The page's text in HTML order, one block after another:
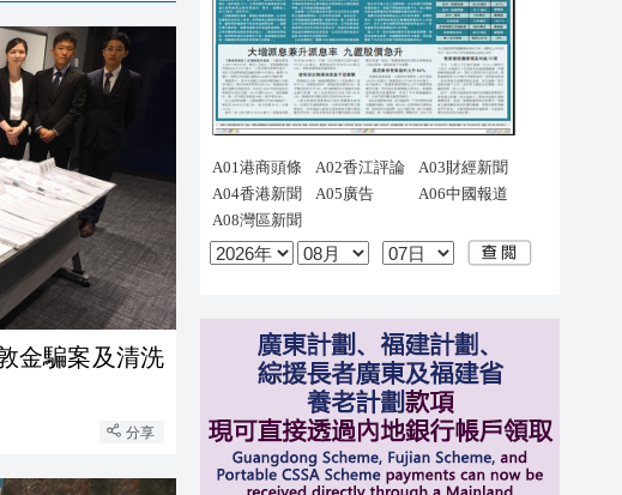
金騙案及清洗
分享